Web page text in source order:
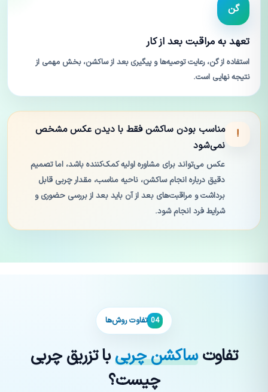
گن
تعهد به مراقبت بعد از کار
استفاده از گن، رعایت توصیه‌ها و پیگیری بعد از ساکشن، بخش مهمی از
نتیجه نهایی است.
!
مناسب بودن ساکشن فقط با دیدن عکس مشخص
نمی‌شود
عکس می‌تواند برای مشاوره اولیه کمک‌کننده باشد، اما تصمیم
دقیق درباره انجام ساکشن، ناحیه مناسب، مقدار چربی قابل
برداشت و مراقبت‌های بعد از آن باید بعد از بررسی حضوری و
شرایط فرد انجام شود.
04 تفاوت روش‌ها
تفاوتساکشن چربیبا تزریق چربی
چیست؟